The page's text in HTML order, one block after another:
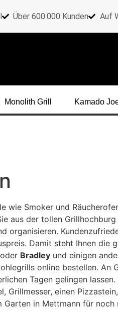
Über 600.000 Kunden Auf
Monolith Grill Kamado
Smoker und
aus der tollen
organisieren.
Damit steht Ihnen
oder Bradley und einigen
online bestellen. An
Tagen gelingen
einen
Garten in Mettmann für